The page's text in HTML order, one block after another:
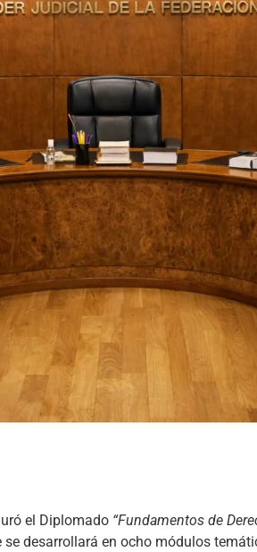
el Diplomado “Fundamentos de
se desarrollará en ocho módulos